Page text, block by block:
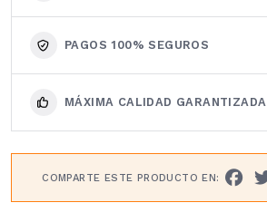
PAGOS 100% SEGUROS
MÁXIMA CALIDAD GARANTIZADA
COMPARTE ESTE PRODUCTO EN: